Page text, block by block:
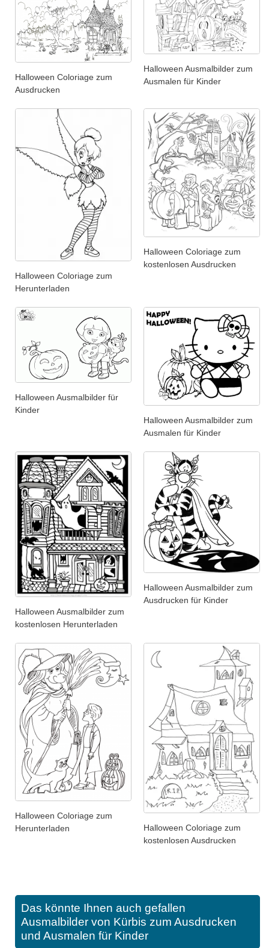
Halloween Coloriage zum
Ausdrucken
Halloween Ausmalbilder zum
Ausmalen für Kinder
Halloween Coloriage zum
Herunterladen
Halloween Coloriage zum
kostenlosen Ausdrucken
Halloween Ausmalbilder für
Kinder
Halloween Ausmalbilder zum
Ausmalen für Kinder
Halloween Ausmalbilder zum
kostenlosen Herunterladen
Halloween Ausmalbilder zum
Ausdrucken für Kinder
Halloween Coloriage zum
Herunterladen
Halloween Coloriage zum
kostenlosen Ausdrucken
Das könnte Ihnen auch gefallen
Ausmalbilder von Kürbis zum Ausdrucken
und Ausmalen für Kinder